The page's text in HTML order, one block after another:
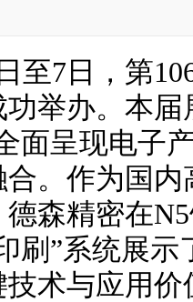
至7日，第
举办。本
面呈现电子
。作为国
森精密在
刷”系统展
术与应用价